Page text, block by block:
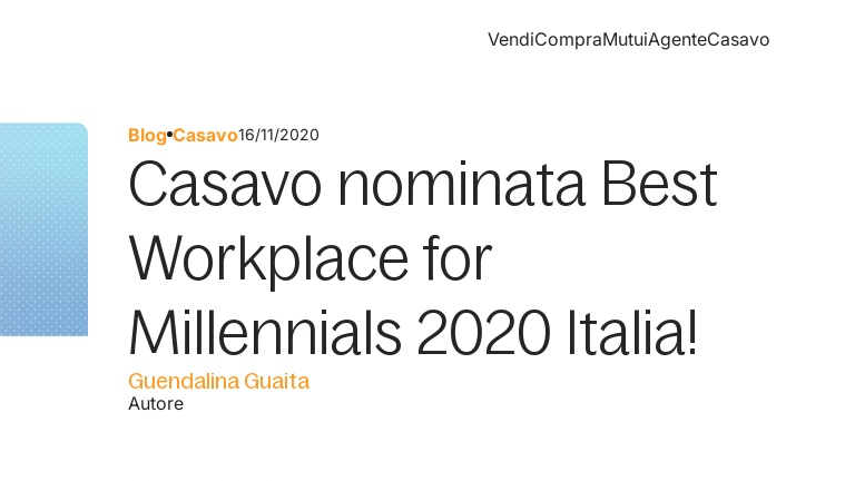
VendiCompraMutuiAgenteCasavo
Blog Casavo16/11/2020
Casavo nominata Best
Workplace for
Millennials 2020 Italia!
Guendalina Guaita
Autore